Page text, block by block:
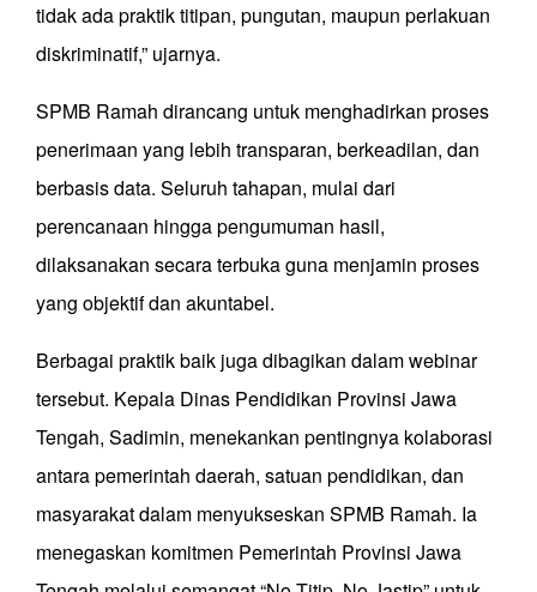
tidak ada praktik titipan, pungutan, maupun perlakuan
diskriminatif,” ujarnya.
SPMB Ramah dirancang untuk menghadirkan proses
penerimaan yang lebih transparan, berkeadilan, dan
berbasis data. Seluruh tahapan, mulai dari
perencanaan hingga pengumuman hasil,
dilaksanakan secara terbuka guna menjamin proses
yang objektif dan akuntabel.
Berbagai praktik baik juga dibagikan dalam webinar
tersebut. Kepala Dinas Pendidikan Provinsi Jawa
Tengah, Sadimin, menekankan pentingnya kolaborasi
antara pemerintah daerah, satuan pendidikan, dan
masyarakat dalam menyukseskan SPMB Ramah. Ia
menegaskan komitmen Pemerintah Provinsi Jawa